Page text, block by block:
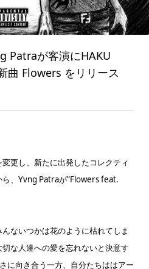
Patraが客演にHAKU
曲 Flowers をリリース
更し、新たに出発したコレクティ
、Yvng Patraが”Flowers feat.
ないつかは花のように枯れてしま
な人達への愛を忘れないと決意す
に向き合う一方、自分たちははアー